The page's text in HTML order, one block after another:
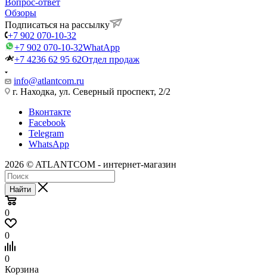
Обзоры
Подписаться на рассылку
+7 902 070-10-32
+7 902 070-10-32WhatApp
+7 4236 62 95 62Отдел продаж
info@atlantcom.ru
г. Находка, ул. Северный проспект, 2/2
Вконтакте
Facebook
Telegram
WhatsApp
2026 © ATLANTCOM - интернет-магазин
Найти
0
0
0
Корзина